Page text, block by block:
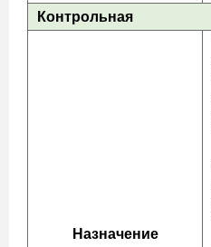
Контрольная
Назначение